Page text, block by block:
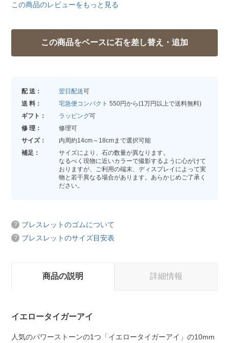
この商品のレビューをもっと見る
配 送： 翌日配送可
送 料：
宅急便コンパクト 550円から(1万円以上で送料無料)
ギフト：
ラッピング可
修 理：
修理可
サイズ：
内周約14cm～18cmまで選択可能
補足：
サイズにより、石の数量が異なります。
なるべく現物に近いカラーで撮影するように心がけて
おりますが、ご利用の端末、ディスプレイによって実
物と若干異なる場合があります。あらかじめご了承く
ださい。
ブレスレットのゴムについて
ブレスレットのサイズ目安表
商品の説明 詳細情報
イエロータイガーアイ
人気のパワーストーンの1つ「イエロータイガーアイ」の10mm